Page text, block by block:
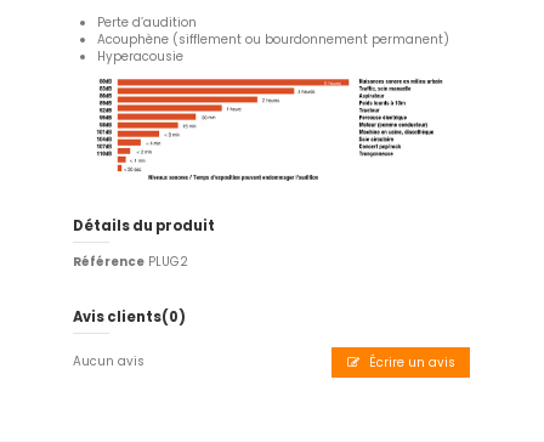
Perte d’audition
Acouphène (sifflement ou bourdonnement permanent)
Hyperacousie
Détails du produit
Référence PLUG2
Avis clients(0)
Aucun avis Écrire un avis